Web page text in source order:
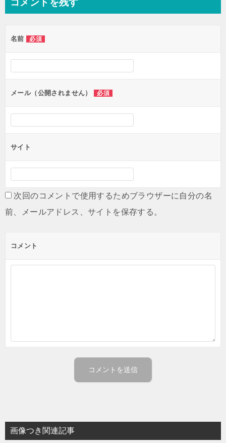
ビ
ー
シ
ン
コメントを残す
名前 必須
メール（公開されません） 必須
サイト
次回のコメントで使用するためブラウザーに自分の名
前、メールアドレス、サイトを保存する。
コメント
画像つき関連記事